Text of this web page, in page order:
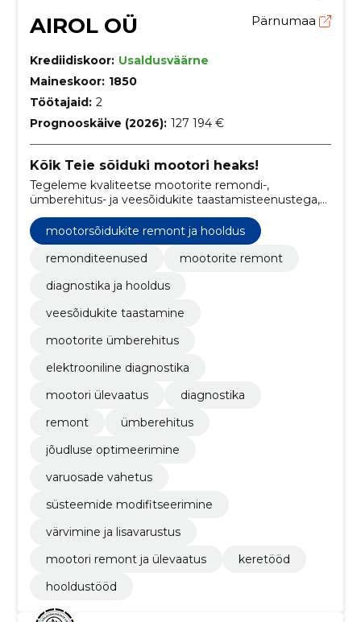
AIROL OÜ Pärnumaa
Krediidiskoor: Usaldusväärne
Maineskoor: 1850
Töötajaid: 2
Prognooskäive (2026): 127 194 €
Kõik Teie sõiduki mootori heaks!
Tegeleme kvaliteetse mootorite remondi-,
ümberehitus- ja veesõidukite taastamisteenustega,
pakkudes eksklusiivseid lahendusi klientide sõidukite
tehnilistele vajadustele.
mootorsõidukite remont ja hooldus
remonditeenused
mootorite remont
diagnostika ja hooldus
veesõidukite taastamine
mootorite ümberehitus
elektrooniline diagnostika
mootori ülevaatus
diagnostika
remont
ümberehitus
jõudluse optimeerimine
varuosade vahetus
süsteemide modifitseerimine
värvimine ja lisavarustus
mootori remont ja ülevaatus
keretööd
hooldustööd